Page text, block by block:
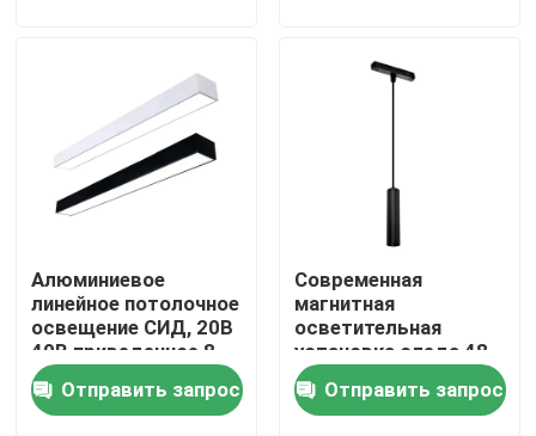
Профиль СИД штукатурной плиты
Умные света прокладки СИД
Угловой профиль СИД
Круговой профиль СИД
Алюминиевое
линейное потолочное
освещение СИД, 20В
40В приведенное 8
футов линейное
Отправить запрос
Современная
магнитная
осветительная
установка следа 48
вольт Без отделки
для домашнего
офиса
Отправить запрос